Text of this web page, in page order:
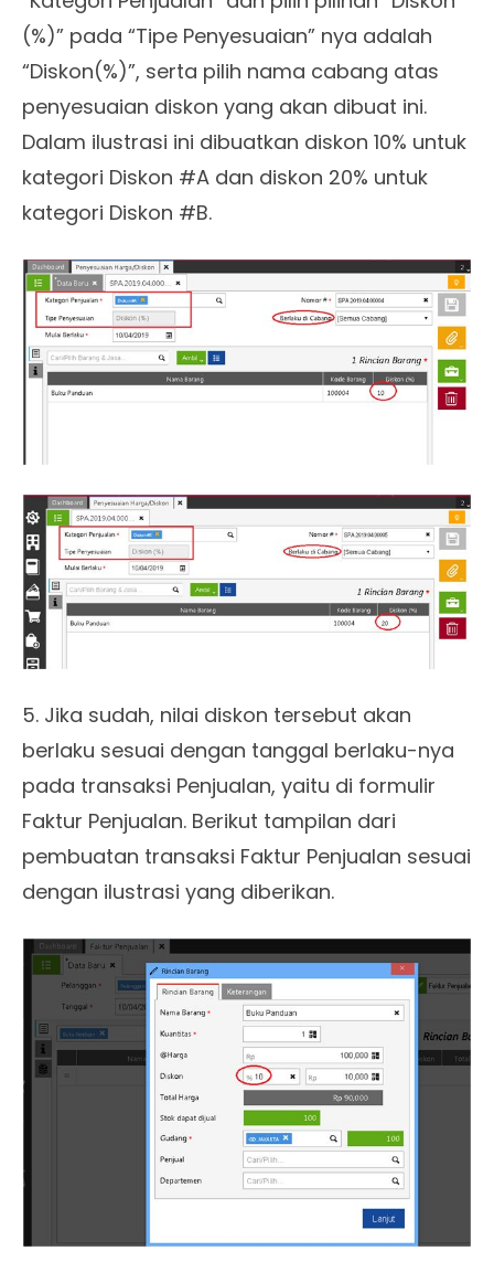
(%)” pada “Tipe Penyesuaian” nya adalah
“Diskon(%)”, serta pilih nama cabang atas
penyesuaian diskon yang akan dibuat ini.
Dalam ilustrasi ini dibuatkan diskon 10% untuk
kategori Diskon #A dan diskon 20% untuk
kategori Diskon #B.
5. Jika sudah, nilai diskon tersebut akan
berlaku sesuai dengan tanggal berlaku-nya
pada transaksi Penjualan, yaitu di formulir
Faktur Penjualan. Berikut tampilan dari
pembuatan transaksi Faktur Penjualan sesuai
dengan ilustrasi yang diberikan.